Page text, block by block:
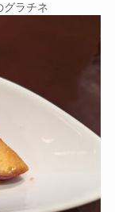
グラチネ